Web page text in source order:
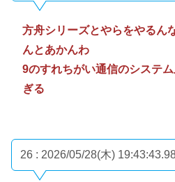
方舟シリーズとやらをやるん
んとあかんわ
9のすれちがい通信のシステ
ぎる
26 : 2026/05/28(木)